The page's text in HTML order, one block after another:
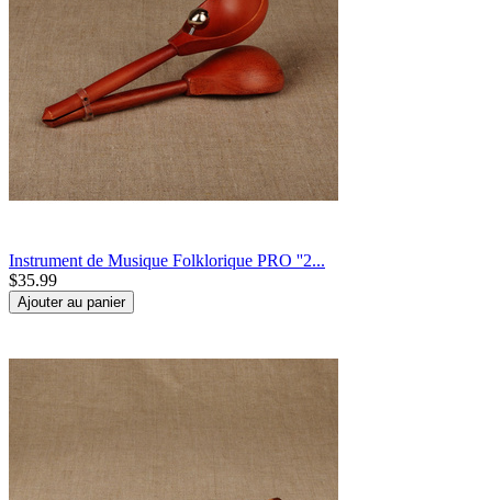
Instrument de Musique Folklorique PRO ''2...
$35.99
Ajouter au panier